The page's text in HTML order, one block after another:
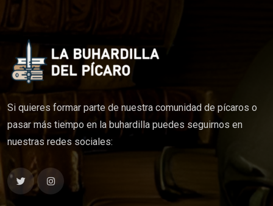
Si quieres formar parte de nuestra comunidad de pícaros o
pasar más tiempo en la buhardilla puedes seguirnos en
nuestras redes sociales: